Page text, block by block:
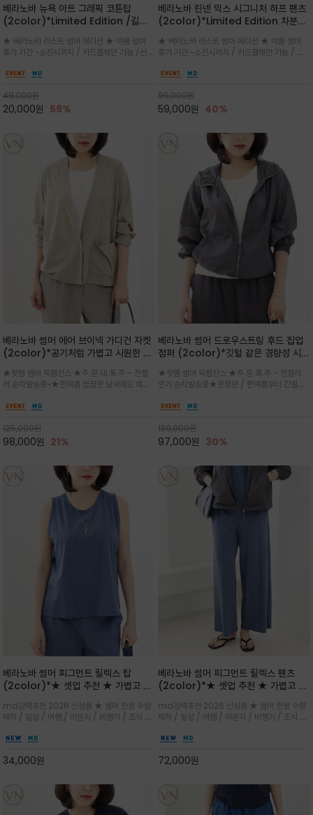
베라노바 뉴욕 아트 그래픽 코튼탑
(2color)*Limited Edition /길어
세요 ^^
★ 베라노바 라스트 썸머 에디션 ★ 여름 썸머
휴가 기간 ~소진시까지 / 카드결제만 가능 /산뜻
레터링과 감각적인 일러스트 프린트가 어우러져
49,000원
20,000원 59%
베라노바 린넨 믹스 시그니처 하프 팬츠
(2color)*Limited Edition 차분한
진 여름의 끝자락까지 멋스럽게 연출하
세요 ^^
★ 베라노바 라스트 썸머 에디션 ★ 여름 썸머
휴가 기간 ~소진시까지 / 카드결제만 가능 / 앞
게 체형을 커버해 우아한 비율을 완성
99,000원
59,000원 40%
베라노바 썸머 에어 브이넥 가디건 자켓
(2color)*공기처럼 가볍고 시원한 나
브이넥 디자인이라 부담없이 쓱쓱~걸치
는 꾸안꾸!!가볍고 바스락한 나일론 블렌
드 소재감이 세련된 무드를 더해주는 가
★핫템 썸머 득템찬스 ★주.문.대.폭.주 - 전컬
러 순차발송중~★한여름 꿉꿉한 날씨에도 쾌적
일 자켓은 가벼운 무게감과 방수성 덕분에 여름
등과 밸런스를 맞춥니다
125,000원
98,000원 21%
베라노바 썸머 드로우스트링 후드 집업
점퍼 (2color)*깃털 같은 경량성 시원
(Volume Fit)가볍지만 입체적인 실
루엣을 유지하는 구조적 디자인
★핫템 썸머 득템찬스 ★주.문.폭.주 - 전컬러
인기 순차발송중★한정판 / 한여름부터 간절기
단 스토퍼 디테일로 핏 조절이 가능해 실용적/바
가볍게 비치는 세련된후드
139,000원
97,000원 30%
베라노바 썸머 피그먼트 릴렉스 탑
(2color)*★ 셋업 추천 ★ 가볍고 부
튼 소재로 완성
md강력추천 2026 신상품 ★ 썸머 한정 수량
제작 / 일상 / 여행 / 라운지 / 비행기 / 조식 /
그먼트로 제작되어 편하고 가볍게 후회없으실 아
34,000원
베라노바 썸머 피그먼트 릴렉스 팬츠
(2color)*★ 셋업 추천 ★ 가볍고 부
튼 소재로 완성
md강력추천 2026 신상품 ★ 썸머 한정 수량
제작 / 일상 / 여행 / 라운지 / 비행기 / 조식 /
그먼트로 제작되어 편하고 가볍게 후회없으실 아
72,000원